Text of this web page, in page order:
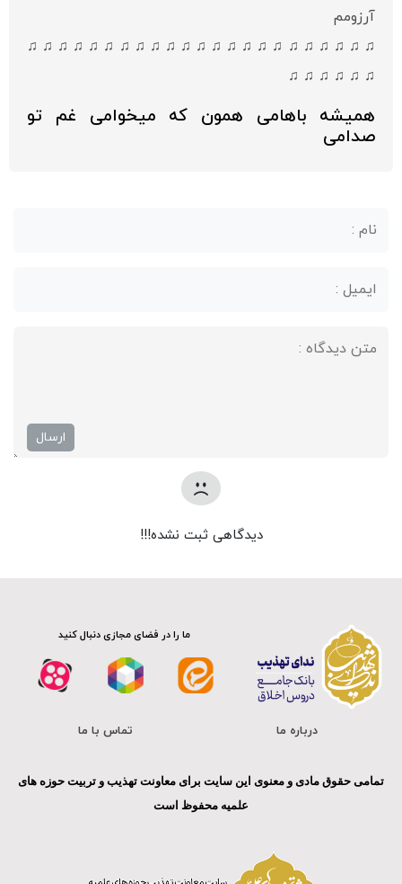
آرزومم
♫ ♫ ♫ ♫ ♫ ♫ ♫ ♫ ♫ ♫ ♫ ♫ ♫ ♫ ♫ ♫ ♫ ♫ ♫ ♫ ♫ ♫ ♫
♫ ♫ ♫ ♫ ♫ ♫
همیشه باهامی همون که میخوامی غم تو
صدامی
دیدگاهی ثبت نشده!!!
ما را در فضای مجازی دنبال کنید
درباره ما تماس با ما
تمامی حقوق مادی و معنوی این سایت برای معاونت تهذیب و تربیت حوزه های
علمیه محفوظ است